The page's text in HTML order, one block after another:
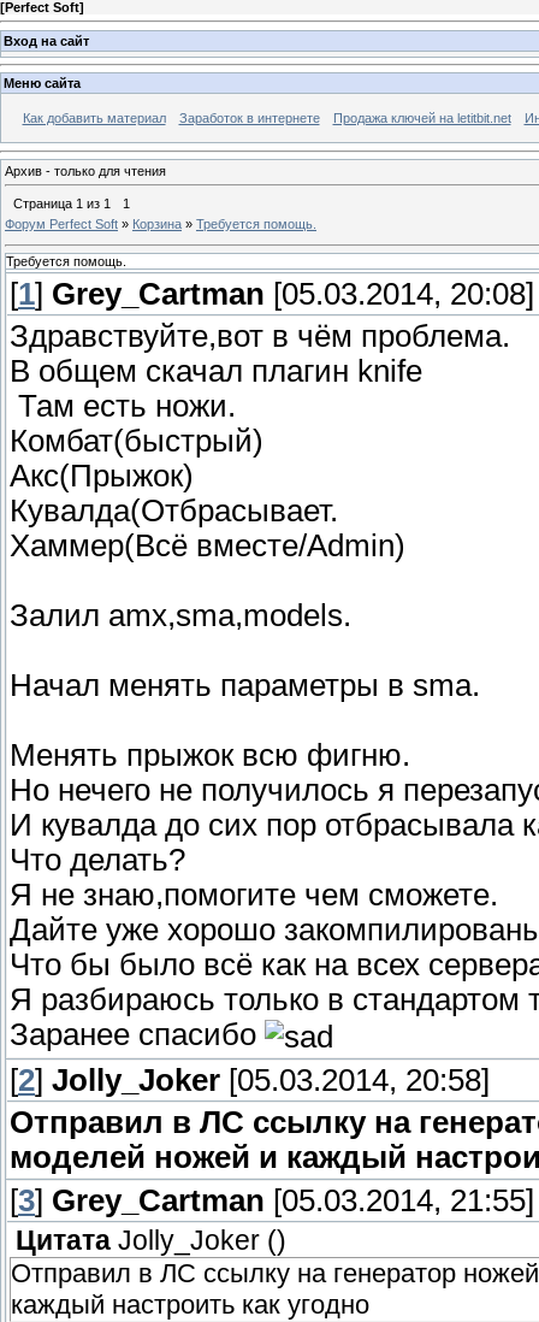
[Perfect Soft]
Вход на сайт
Меню сайта
Как добавить материал Заработок в интернете Продажа ключей на letitbit.net
Архив - только для чтения
Страница 1 из 1
1
Форум Perfect Soft » Корзина » Требуется помощь.
Требуется помощь.
[1] Grey_Cartman [05.03.2014, 20:08]
Здравствуйте,вот в чём проблема.
В общем скачал плагин knife
Там есть ножи.
Комбат(быстрый)
Акс(Прыжок)
Кувалда(Отбрасывает.
Хаммер(Всё вместе/Admin)
Залил amx,sma,models.
Начал менять параметры в sma.
Менять прыжок всю фигню.
Но нечего не получилось я
И кувалда до сих пор отбрасывала
Что делать?
Я не знаю,помогите чем сможете.
Дайте уже хорошо
Что бы было всё как на всех
Я разбираюсь только в стандартом
Заранее спасибо
[2] Jolly_Joker [05.03.2014, 20:58]
Отправил в ЛС ссылку на
моделей ножей и каждый
[3] Grey_Cartman [05.03.2014, 21:55]
Цитата Jolly_Joker ()
Отправил в ЛС ссылку на генератор
каждый настроить как угодно